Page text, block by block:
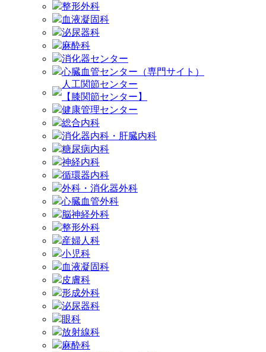
整形外科
血液凝固科
泌尿器科
麻酔科
消化器センター
心臓血管センター（専門サイト）
人工関節センター
【膝関節センター】
健康管理センター
総合内科
消化器内科・肝臓内科
糖尿病内科
神経内科
循環器内科
外科・消化器外科
心臓血管外科
脳神経外科
整形外科
産婦人科
小児科
血液凝固科
皮膚科
形成外科
泌尿器科
眼科
放射線科
麻酔科